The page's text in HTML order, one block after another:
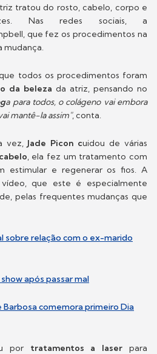
tratou do rosto, cabelo, corpo e
Nas redes sociais, a
que fez os procedimentos na
mudança.
todos os procedimentos foram
da beleza da atriz, pensando no
a para todos, o colágeno vai embora
mantê-la assim", conta.
vez,Jade Picon cuidou de várias
cabelo, ela fez um tratamento com
estimular e regenerar os fios. A
que este é especialmente
pelas frequentes mudanças que
sobre relação com o ex-marido
após passar mal
Barbosa comemora primeiro Dia
por tratamentos a laser para